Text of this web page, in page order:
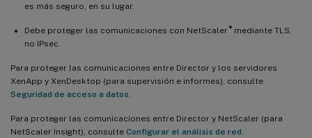
es más seguro, en su lugar.
Debe proteger las comunicaciones con NetScaler ®mediante TLS,
no IPsec.
Para proteger las comunicaciones entre Director y los servidores
XenApp y XenDesktop (para supervisión e informes), consulte
Seguridad de acceso a datos
Para proteger las comunicaciones entre Director y NetScaler (para
NetScaler Insight), consulte Configurar el análisis de red